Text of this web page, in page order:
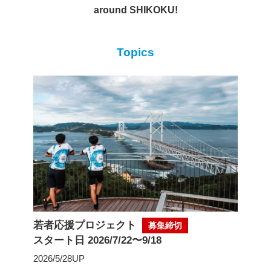
around SHIKOKU!
Topics
若者応援プロジェクト 募集締切
スタート日 2026/7/22〜9/18
2026/5/28UP